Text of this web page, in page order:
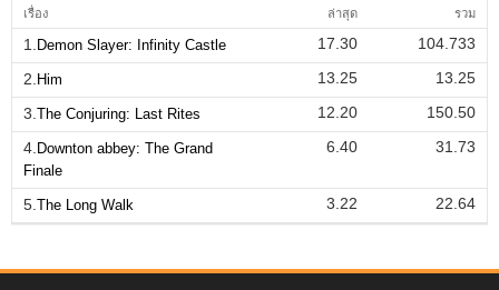
เรื่อง ล่าสุด รวม
1. Demon Slayer: Infinity Castle 17.30
104.733
2. Him 13.25
13.25
3. The Conjuring: Last Rites 12.20
150.50
4. Downton abbey: The Grand
Finale
6.40 31.73
5. The Long Walk 3.22 22.64